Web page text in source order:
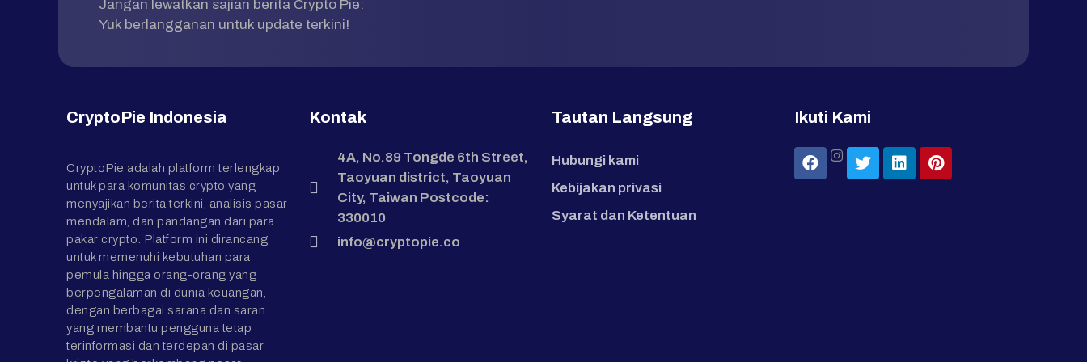
Jangan lewatkan sajian berita Crypto Pie:
Yuk berlangganan untuk update terkini!
CryptoPie Indonesia
CryptoPie adalah platform terlengkap
untuk para komunitas crypto yang
menyajikan berita terkini, analisis pasar
mendalam, dan pandangan dari para
pakar crypto. Platform ini dirancang
untuk memenuhi kebutuhan para
pemula hingga orang-orang yang
berpengalaman di dunia keuangan,
dengan berbagai sarana dan saran
yang membantu pengguna tetap
terinformasi dan terdepan di pasar
Kontak
4A, No.89 Tongde 6th Street,
Taoyuan district, Taoyuan
City, Taiwan Postcode:
330010
info@cryptopie.co
Tautan Langsung
Hubungi kami
Kebijakan privasi
Syarat dan Ketentuan
Ikuti Kami